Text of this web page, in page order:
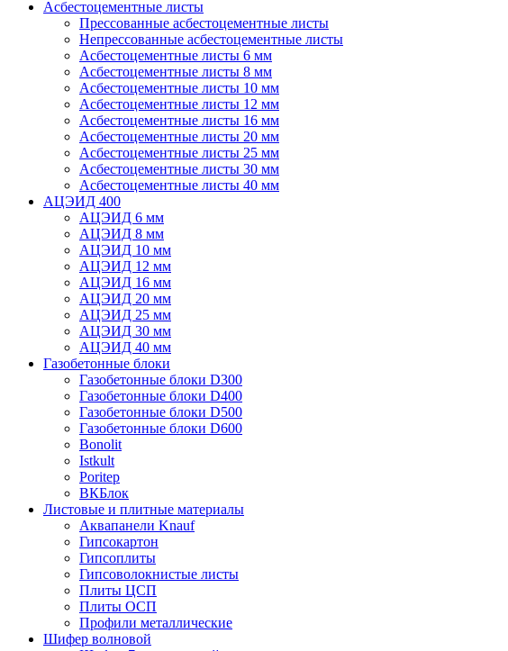
Асбестоцементные листы
Прессованные асбестоцементные листы
Непрессованные асбестоцементные листы
Асбестоцементные листы 6 мм
Асбестоцементные листы 8 мм
Асбестоцементные листы 10 мм
Асбестоцементные листы 12 мм
Асбестоцементные листы 16 мм
Асбестоцементные листы 20 мм
Асбестоцементные листы 25 мм
Асбестоцементные листы 30 мм
Асбестоцементные листы 40 мм
АЦЭИД 400
АЦЭИД 6 мм
АЦЭИД 8 мм
АЦЭИД 10 мм
АЦЭИД 12 мм
АЦЭИД 16 мм
АЦЭИД 20 мм
АЦЭИД 25 мм
АЦЭИД 30 мм
АЦЭИД 40 мм
Газобетонные блоки
Газобетонные блоки D300
Газобетонные блоки D400
Газобетонные блоки D500
Газобетонные блоки D600
Bonolit
Istkult
Poritep
ВКБлок
Листовые и плитные материалы
Аквапанели Knauf
Гипсокартон
Гипсоплиты
Гипсоволокнистые листы
Плиты ЦСП
Плиты ОСП
Профили металлические
Шифер волновой